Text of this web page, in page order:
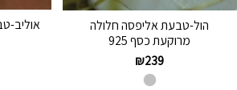
הול-טבעת אליפסה חלולה
מרוקעת כסף 925
₪239
אוליב-